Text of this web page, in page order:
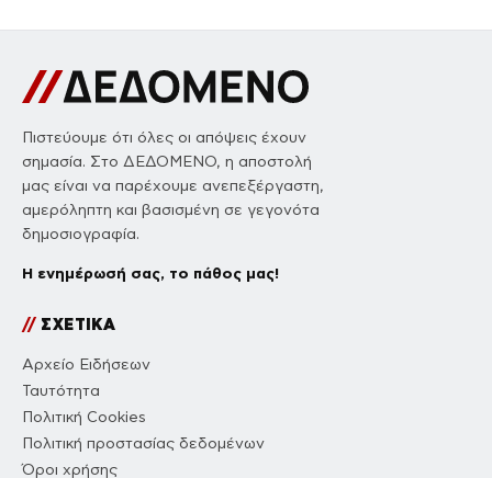
Πιστεύουμε ότι όλες οι απόψεις έχουν
σημασία. Στο ΔΕΔΟΜΕΝΟ, η αποστολή
μας είναι να παρέχουμε ανεπεξέργαστη,
αμερόληπτη και βασισμένη σε γεγονότα
δημοσιογραφία.
Η ενημέρωσή σας, το πάθος μας!
//ΣΧΕΤΙΚΑ
Αρχείο Ειδήσεων
Ταυτότητα
Πολιτική Cookies
Πολιτική προστασίας δεδομένων
Όροι χρήσης